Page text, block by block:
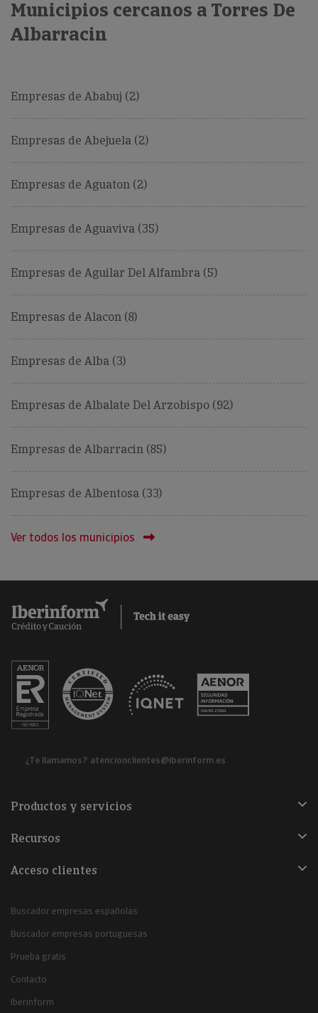
Municipios cercanos a Torres De
Albarracin
Empresas de Ababuj (2)
Empresas de Abejuela (2)
Empresas de Aguaton (2)
Empresas de Aguaviva (35)
Empresas de Aguilar Del Alfambra (5)
Empresas de Alacon (8)
Empresas de Alba (3)
Empresas de Albalate Del Arzobispo (92)
Empresas de Albarracin (85)
Empresas de Albentosa (33)
Ver todos los municipios
¿Te llamamos? atencionclientes@iberinform.es
Productos y servicios
Recursos
Acceso clientes
Buscador empresas españolas
Buscador empresas portuguesas
Prueba gratis
Contacto
Iberinform